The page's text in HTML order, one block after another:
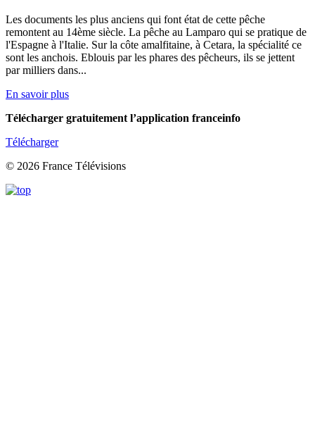
Les documents les plus anciens qui font état de cette pêche
remontent au 14ème siècle. La pêche au Lamparo qui se pratique de
l'Espagne à l'Italie. Sur la côte amalfitaine, à Cetara, la spécialité ce
sont les anchois. Eblouis par les phares des pêcheurs, ils se jettent
par milliers dans...
En savoir plus
Télécharger gratuitement l’application franceinfo
Télécharger
© 2026 France Télévisions